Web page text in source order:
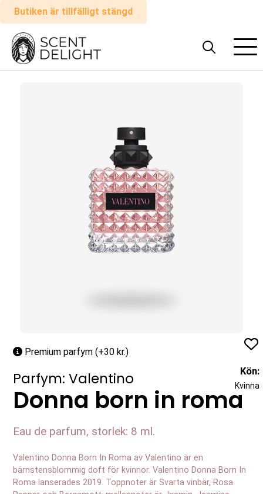
Butiken är tillfälligt stängd
Alla
parfymer
Premium parfym (+30 kr.)
Parfym: Valentino
Donna born in roma
Eau de parfum, storlek: 8 ml.
Valentino Donna Born In Roma av Valentino är en
bärnstensblommig doft för kvinnor. Valentino Donna Born In
Roma lanserades 2019. Toppnoter är Svarta vinbär, Rosa
Kön:
Kvinna